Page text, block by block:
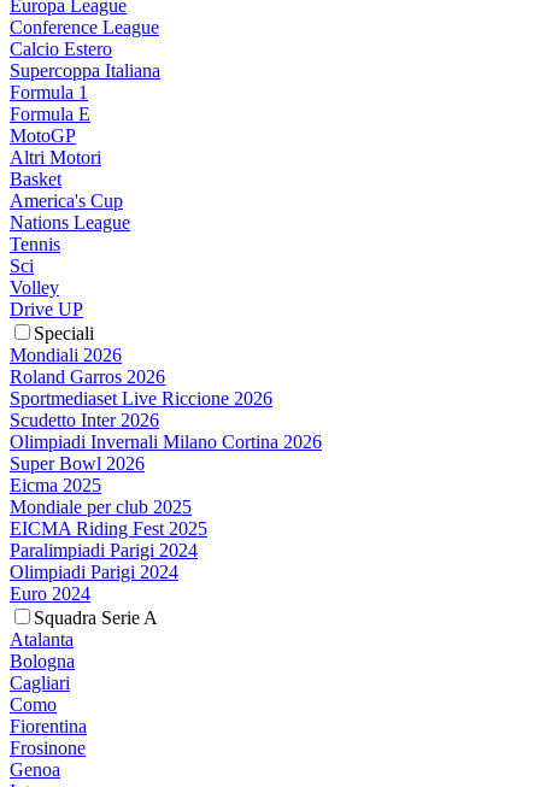
Europa League
Conference League
Calcio Estero
Supercoppa Italiana
Formula 1
Formula E
MotoGP
Altri Motori
Basket
America's Cup
Nations League
Tennis
Sci
Volley
Drive UP
Speciali
Mondiali 2026
Roland Garros 2026
Sportmediaset Live Riccione 2026
Scudetto Inter 2026
Olimpiadi Invernali Milano Cortina 2026
Super Bowl 2026
Eicma 2025
Mondiale per club 2025
EICMA Riding Fest 2025
Paralimpiadi Parigi 2024
Olimpiadi Parigi 2024
Euro 2024
Squadra Serie A
Atalanta
Bologna
Cagliari
Como
Fiorentina
Frosinone
Genoa